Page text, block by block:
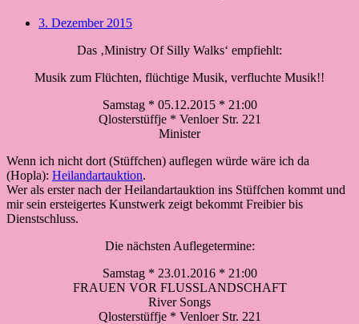
Beitragsdatum
3. Dezember 2015
Das ‚Ministry Of Silly Walks‘ empfiehlt:
Musik zum Flüchten, flüchtige Musik, verfluchte Musik!!
Samstag * 05.12.2015 * 21:00
Qlosterstüffje * Venloer Str. 221
Minister
Wenn ich nicht dort (Stüffchen) auflegen würde wäre ich da
(Hopla): Heilandartauktion.
Wer als erster nach der Heilandartauktion ins Stüffchen kommt und
mir sein ersteigertes Kunstwerk zeigt bekommt Freibier bis
Dienstschluss.
Die nächsten Auflegetermine:
Samstag * 23.01.2016 * 21:00
FRAUEN VOR FLUSSLANDSCHAFT
River Songs
Qlosterstüffje * Venloer Str. 221